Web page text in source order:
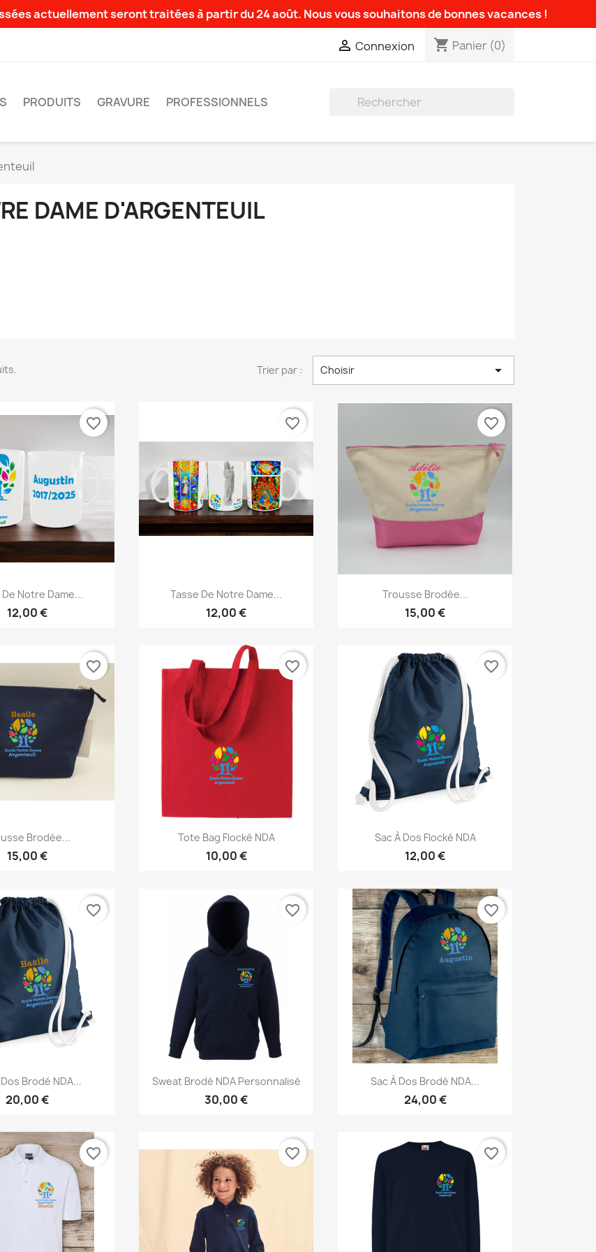
actuellement seront traitées à partir du 24 août. Nous vous souhaitons de bonnes vacances !
 Connexion shopping_cart Panier (0)
PRODUITS GRAVURE PROFESSIONNELS
DAME D'ARGENTEUIL
Trier par : Choisir 
rapide
Notre Dame...
12,00 €
favorite_border
Aperçu rapide
Tasse De Notre Dame...
12,00 €
favorite_border
Aperçu rapide
Trousse Brodée...
15,00 €
favorite_border
rapide
Brodée...
15,00 €
favorite_border
Aperçu rapide
Tote Bag Flocké NDA
10,00 €
favorite_border
Aperçu rapide
Sac À Dos Flocké NDA
12,00 €
favorite_border
rapide
Brodé NDA...
20,00 €
favorite_border
Aperçu rapide
Sweat Brodé NDA Personnalisé
30,00 €
favorite_border
Aperçu rapide
Sac À Dos Brodé NDA...
24,00 €
favorite_border
favorite_border favorite_border favorite_border